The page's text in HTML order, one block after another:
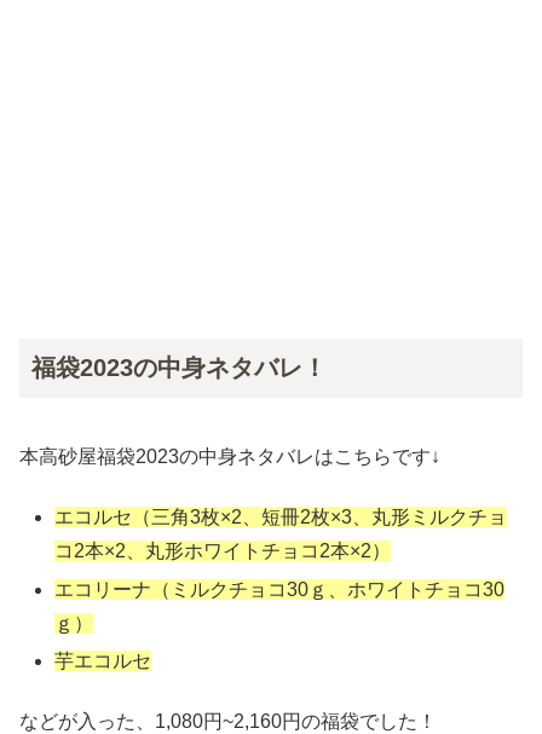
福袋2023の中身ネタバレ！
本高砂屋福袋2023の中身ネタバレはこちらです↓
エコルセ（三角3枚×2、短冊2枚×3、丸形ミルクチョ
コ2本×2、丸形ホワイトチョコ2本×2）
エコリーナ（ミルクチョコ30ｇ、ホワイトチョコ30
ｇ）
芋エコルセ
などが入った、1,080円~2,160円の福袋でした！